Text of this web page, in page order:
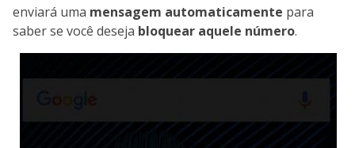
enviará uma mensagem automaticamente para
saber se você deseja bloquear aquele número.